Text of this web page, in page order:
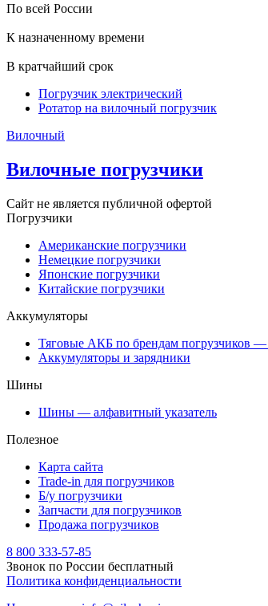
По всей России
К назначенному времени
В кратчайший срок
Погрузчик электрический
Ротатор на вилочный погрузчик
Вилочный
Вилочные погрузчики
Сайт не является публичной офертой
Погрузчики
Американские погрузчики
Немецкие погрузчики
Японские погрузчики
Китайские погрузчики
Аккумуляторы
Тяговые АКБ по брендам погрузчиков —
Аккумуляторы и зарядники
Шины
Шины — алфавитный указатель
Полезное
Карта сайта
Trade-in для погрузчиков
Б/у погрузчики
Запчасти для погрузчиков
Продажа погрузчиков
8 800 333-57-85
Звонок по России бесплатный
Политика конфиденциальности